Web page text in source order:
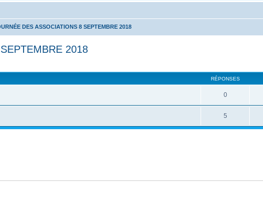
DES ASSOCIATIONS 8 SEPTEMBRE 2018
2018
RÉPONSES
0
5